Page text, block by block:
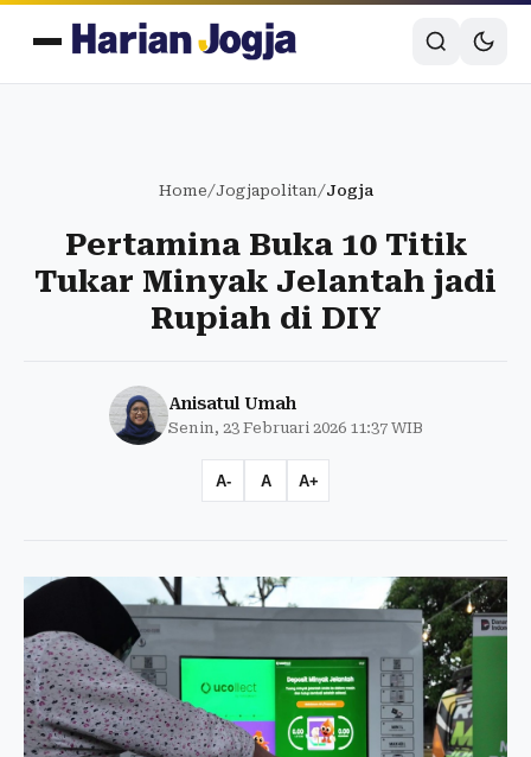
Home/Jogjapolitan/Jogja
Pertamina Buka 10 Titik
Tukar Minyak Jelantah jadi
Rupiah di DIY
Anisatul Umah
Senin, 23 Februari 2026 11:37 WIB
A- A A+